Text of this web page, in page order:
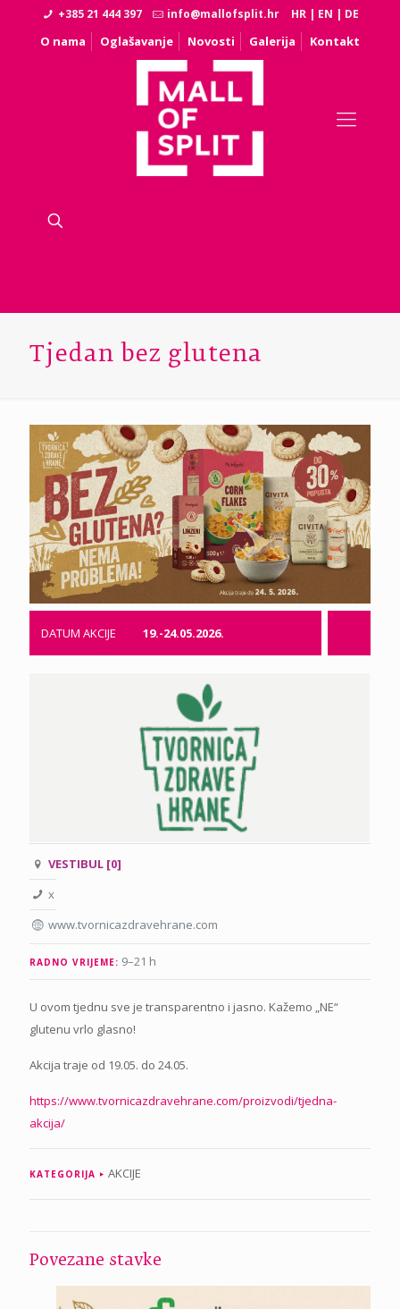
+385 21 444 397 info@mallofsplit.hr HR | EN | DE
O nama Oglašavanje Novosti Galerija Kontakt
Tjedan bez glutena
DATUM AKCIJE 19.-24.05.2026.
VESTIBUL [0]
x
www.tvornicazdravehrane.com
RADNO VRIJEME: 9–21 h
U ovom tjednu sve je transparentno i jasno. Kažemo „NE“
glutenu vrlo glasno!
Akcija traje od 19.05. do 24.05.
https://www.tvornicazdravehrane.com/proizvodi/tjedna-
akcija/
KATEGORIJA AKCIJE
Povezane stavke